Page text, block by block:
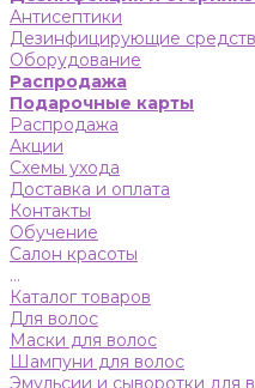
Антисептики
Дезинфицирующие
Оборудование
Распродажа
Подарочные карты
Распродажа
Акции
Схемы ухода
Доставка и оплата
Контакты
Обучение
Салон красоты
...
Каталог товаров
Для волос
Маски для волос
Шампуни для волос
Эмульсии и сыворотки для